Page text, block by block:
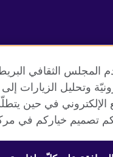
البريطاني العالمي
المجلس الثقافي
وتحليل الزيارات
الإلكتروني في حين
تصميم خياركم في